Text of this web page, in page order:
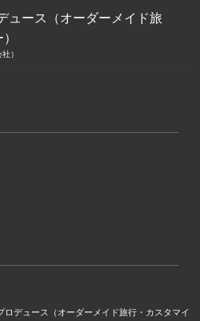
ュース（オーダーメイド旅
）
デュース（オーダーメイド旅行・カスタマイ